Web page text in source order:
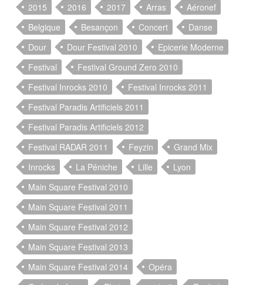
2015
2016 2017 Arras
Aéronef
Belgique
Besançon Concert
Danse
Dour
Dour Festival 2010
Epicerie Moderne
Festival
Festival Ground Zero 2010
Festival Inrocks 2010
Festival Inrocks 2011
Festival Paradis Artificiels 2011
Festival Paradis Artificiels 2012
Festival RADAR 2011
Feyzin
Grand Mix
Inrocks
La Péniche Lille
Lyon
Main Square Festival 2010
Main Square Festival 2011
Main Square Festival 2012
Main Square Festival 2013
Main Square Festival 2014
Opéra